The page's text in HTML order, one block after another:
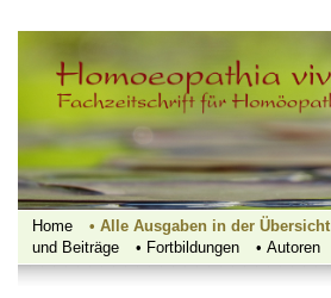
Home • Alle Ausgaben in der Übersicht
und Beiträge
•‍‍ Fortbildungen • Autoren